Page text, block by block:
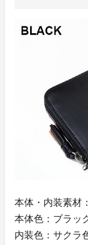
本体・内装素材
本体色：ブラッ
内装色：サクラ